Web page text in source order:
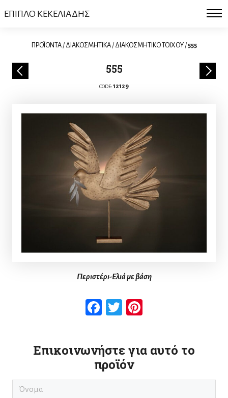
ΕΠΙΠΛΟ ΚΕΚΕΛΙΑΔΗΣ
ΠΡΟΪΟΝΤΑ/ ΔΙΑΚΟΣΜΗΤΙΚΑ/ ΔΙΑΚΟΣΜΗΤΙΚΟ ΤΟΙΧΟΥ/555
555
CODE:12129
Περιστέρι-Ελιά μεβάση
Facebook
Twitter
Επικοινωνήστε για αυτό το
προϊόν